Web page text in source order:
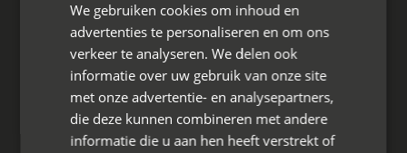
085 - 773 02 12
aanvraag@mayet.nl
We gebruiken cookies om inhoud en
advertenties te personaliseren en om ons
verkeer te analyseren. We delen ook
informatie over uw gebruik van onze site
met onze advertentie- en analysepartners,
die deze kunnen combineren met andere
informatie die u aan hen heeft verstrekt of